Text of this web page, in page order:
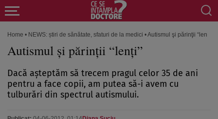
Home • NEWS: știri de sănătate, sfaturi de la medici •Autismul şi părinţii “lenţi”
Autismul şi părinţii “lenţi”
Dacă aşteptăm să trecem pragul celor 35 de ani
pentru a face copii, am putea să-i avem cu
tulburări din spectrul autismului.